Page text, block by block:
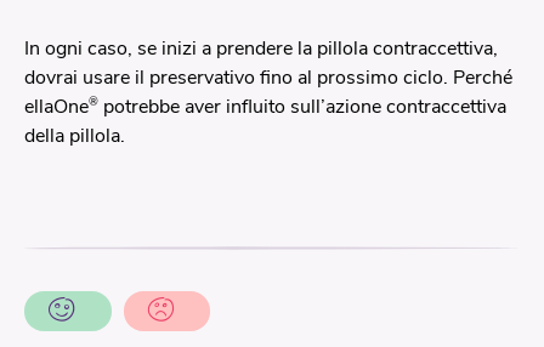
In ogni caso, se inizi a prendere la pillola contraccettiva,
dovrai usare il preservativo fino al prossimo ciclo. Perché
ellaOne® potrebbe aver influito sull’azione contraccettiva
della pillola.